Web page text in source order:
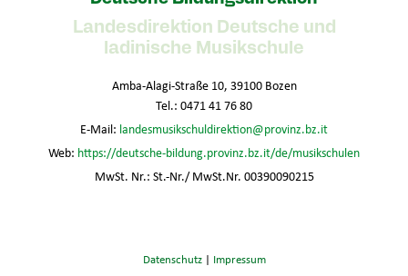
Landesdirektion Deutsche und
ladinische Musikschule
Amba-Alagi-Straße 10, 39100 Bozen
Tel.: 0471 41 76 80
E-Mail: landesmusikschuldirektion@provinz.bz.it
Web: https://deutsche-bildung.provinz.bz.it/de/musikschulen
MwSt. Nr.: St.-Nr./ MwSt.Nr. 00390090215
Datenschutz| Impressum